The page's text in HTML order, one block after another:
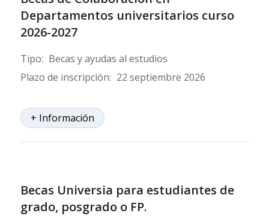
Departamentos universitarios curso
2026-2027
Tipo: Becas y ayudas al estudios
Plazo de inscripción: 22 septiembre 2026
+ Información
Becas Universia para estudiantes de
grado, posgrado o FP.